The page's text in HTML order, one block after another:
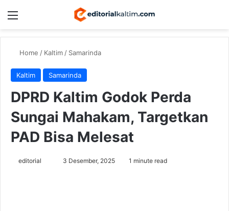
Menu
Home / Kaltim/ Samarinda
Kaltim Samarinda
DPRD Kaltim Godok Perda
Sungai Mahakam, Targetkan
PAD Bisa Melesat
editorial 3 Desember, 2025 1 minute read